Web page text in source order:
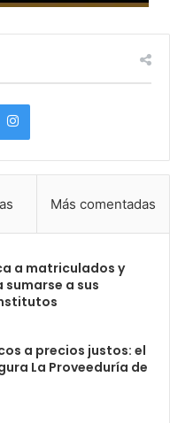
Más comentadas
a matriculados y
a sus
a precios justos: el
La Proveeduría de